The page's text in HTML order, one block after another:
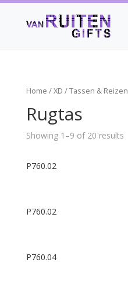
Home /XD /Tassen & Reizen
Rugtas
Showing 1–9 of 20 results
P760.02
P760.02
P760.04